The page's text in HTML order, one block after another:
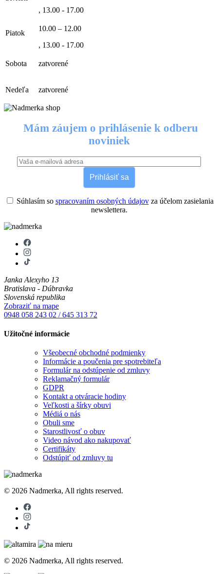
, 13.00 - 17.00
Piatok
10.00 – 12.00
, 13.00 - 17.00
Sobota zatvorené
Nedeľa zatvorené
Mám záujem o prihlásenie k odberu
noviniek
Prihlásiť sa
Súhlasím so spracovaním osobných údajovza účelom zasielania
newslettera.
Janka Alexyho 13
Bratislava - Dúbravka
Slovenská republika
Zobraziť na mape
0948 058 243 02 / 645 313 72
Užitočné informácie
Všeobecné obchodné podmienky
Informácie a poučenia pre spotrebiteľa
Formulár na odstúpenie od zmluvy
Reklamačný formulár
GDPR
Kontakt a otváracie hodiny
Veľkosti a šírky obuvi
Médiá o nás
Obuli sme
Starostlivosť o obuv
Video návod ako nakupovať
Certifikáty
Odstúpiť od zmluvy tu
© 2026 Nadmerka, All rights reserved.
© 2026 Nadmerka, All rights reserved.